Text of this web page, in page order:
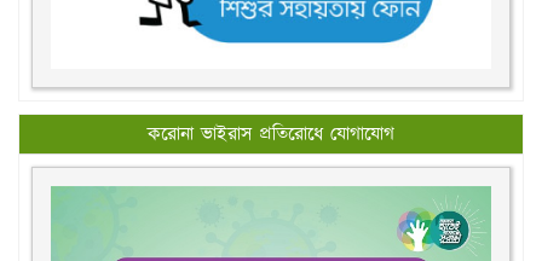
করোনা ভাইরাস প্রতিরোধে যোগাযোগ